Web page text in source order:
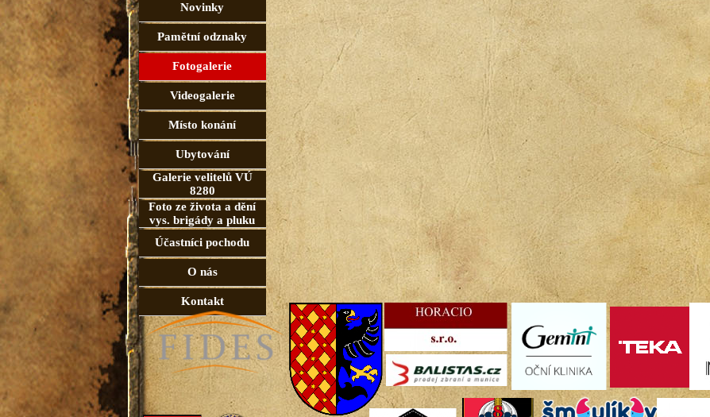
Novinky
Pamětní odznaky
Fotogalerie
Videogalerie
Místo konání
Ubytování
Galerie velitelů VÚ
8280
Foto ze života a dění
vys. brigády a pluku
Účastníci pochodu
O nás
Kontakt